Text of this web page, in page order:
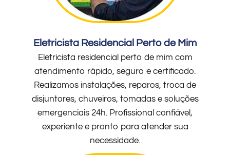
Eletricista Residencial Perto de Mim
Eletricista residencial perto de mim com
atendimento rápido, seguro e certificado.
Realizamos instalações, reparos, troca de
disjuntores, chuveiros, tomadas e soluções
emergenciais 24h. Profissional confiável,
experiente e pronto para atender sua
necessidade.